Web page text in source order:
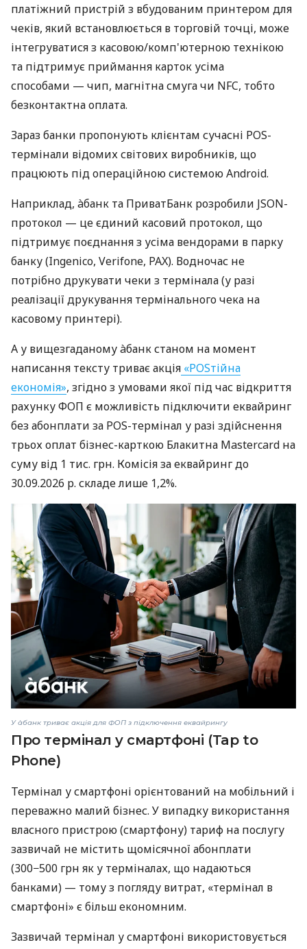
платіжний пристрій з вбудованим принтером для
чеків, який встановлюється в торговій точці, може
інтегруватися з касовою/комп'ютерною технікою
та підтримує приймання карток усіма
способами — чип, магнітна смуга чи NFC, тобто
безконтактна оплата.
Зараз банки пропонують клієнтам сучасні POS-
термінали відомих світових виробників, що
працюють під операційною системою Android.
Наприклад, àбанк та ПриватБанк розробили JSON-
протокол — це єдиний касовий протокол, що
підтримує поєднання з усіма вендорами в парку
банку (Ingenico, Verifone, PAX). Водночас не
потрібно друкувати чеки з термінала (у разі
реалізації друкування термінального чека на
касовому принтері).
А у вищезгаданому àбанк станом на момент
написання тексту триває акція «POSтійна
економія», згідно з умовами якої під час відкриття
рахунку ФОП є можливість підключити еквайринг
без абонплати за POS-термінал у разі здійснення
трьох оплат бізнес-карткою Блакитна Mastercard на
суму від 1 тис. грн. Комісія за еквайринг до
30.09.2026 р. складе лише 1,2%.
У àбанк триває акція для ФОП з підключення еквайрингу
Про термінал у смартфоні (Tap to
Phone)
Термінал у смартфоні орієнтований на мобільний і
переважно малий бізнес. У випадку використання
власного пристрою (смартфону) тариф на послугу
зазвичай не містить щомісячної абонплати
(300−500 грн як у терміналах, що надаються
банками) — тому з погляду витрат, «термінал в
смартфоні» є більш економним.
Зазвичай термінал у смартфоні використовується